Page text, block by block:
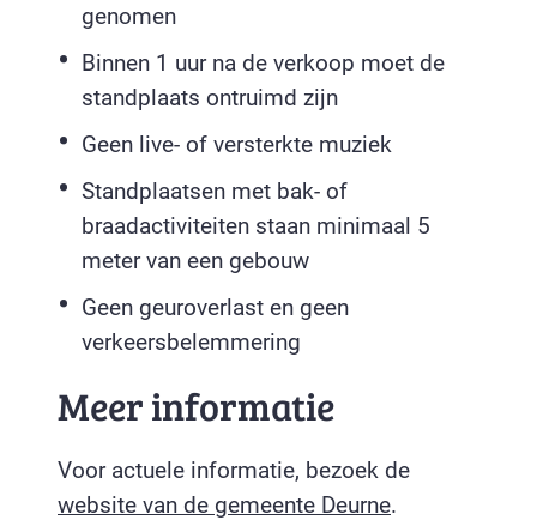
genomen
Binnen 1 uur na de verkoop moet de
standplaats ontruimd zijn
Geen live- of versterkte muziek
Standplaatsen met bak- of
braadactiviteiten staan minimaal 5
meter van een gebouw
Geen geuroverlast en geen
verkeersbelemmering
Meer informatie
Voor actuele informatie, bezoek de
website van de gemeente Deurne.